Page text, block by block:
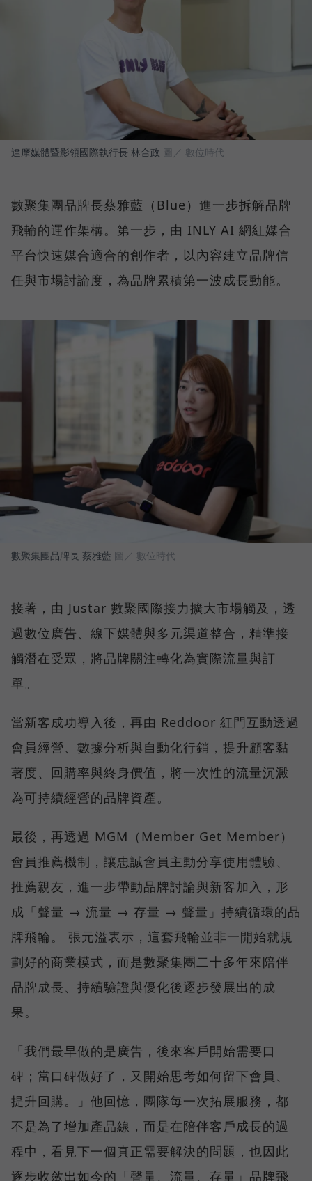
達摩媒體暨影領國際執行長 林合政 圖／ 數位時代
數聚集團品牌長蔡雅藍（Blue）進一步拆解品牌
飛輪的運作架構。第一步，由 INLY AI 網紅媒合
平台快速媒合適合的創作者，以內容建立品牌信
任與市場討論度，為品牌累積第一波成長動能。
數聚集團品牌長 蔡雅藍 圖／ 數位時代
接著，由 Justar 數聚國際接力擴大市場觸及，透
過數位廣告、線下媒體與多元渠道整合，精準接
觸潛在受眾，將品牌關注轉化為實際流量與訂
單。
當新客成功導入後，再由 Reddoor 紅門互動透過
會員經營、數據分析與自動化行銷，提升顧客黏
著度、回購率與終身價值，將一次性的流量沉澱
為可持續經營的品牌資產。
最後，再透過 MGM（Member Get Member）
會員推薦機制，讓忠誠會員主動分享使用體驗、
推薦親友，進一步帶動品牌討論與新客加入，形
成「聲量 → 流量 → 存量 → 聲量」持續循環的品
牌飛輪。 張元溢表示，這套飛輪並非一開始就規
劃好的商業模式，而是數聚集團二十多年來陪伴
品牌成長、持續驗證與優化後逐步發展出的成
果。
「我們最早做的是廣告，後來客戶開始需要口
碑；當口碑做好了，又開始思考如何留下會員、
提升回購。」他回憶，團隊每一次拓展服務，都
不是為了增加產品線，而是在陪伴客戶成長的過
程中，看見下一個真正需要解決的問題，也因此
逐步收斂出如今的「聲量、流量、存量」品牌飛